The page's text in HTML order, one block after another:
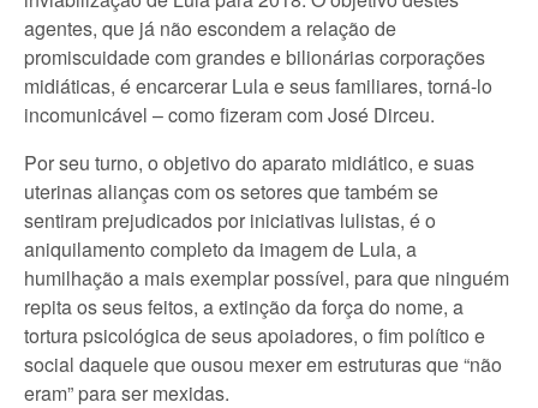
agentes, que já não escondem a relação de
promiscuidade com grandes e bilionárias corporações
midiáticas, é encarcerar Lula e seus familiares, torná-lo
incomunicável – como fizeram com José Dirceu.
Por seu turno, o objetivo do aparato midiático, e suas
uterinas alianças com os setores que também se
sentiram prejudicados por iniciativas lulistas, é o
aniquilamento completo da imagem de Lula, a
humilhação a mais exemplar possível, para que ninguém
repita os seus feitos, a extinção da força do nome, a
tortura psicológica de seus apoiadores, o fim político e
social daquele que ousou mexer em estruturas que “não
eram” para ser mexidas.